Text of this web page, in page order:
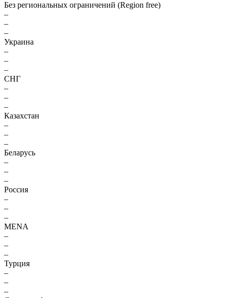
Без региональных ограничений (Region free)
–
–
–
Украина
–
–
–
СНГ
–
–
–
Казахстан
–
–
–
Беларусь
–
–
–
Россия
–
–
–
MENA
–
–
–
Турция
–
–
–